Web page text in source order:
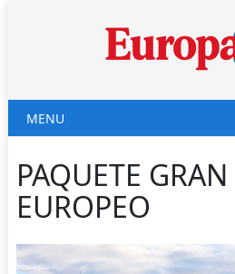
MENU
PAQUETE
EUROPEO